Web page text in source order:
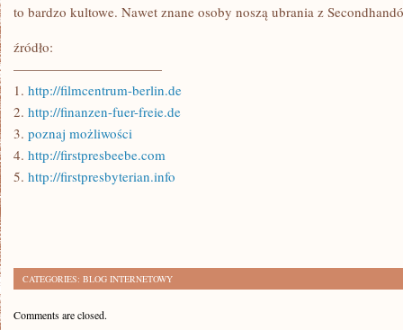
to bardzo kultowe. Nawet znane osoby noszą ubrania z
źródło:
———————————
1. http://filmcentrum-berlin.de
2. http://finanzen-fuer-freie.de
3. poznaj możliwości
4. http://firstpresbeebe.com
5. http://firstpresbyterian.info
CATEGORIES: BLOG INTERNETOWY
Comments are closed.